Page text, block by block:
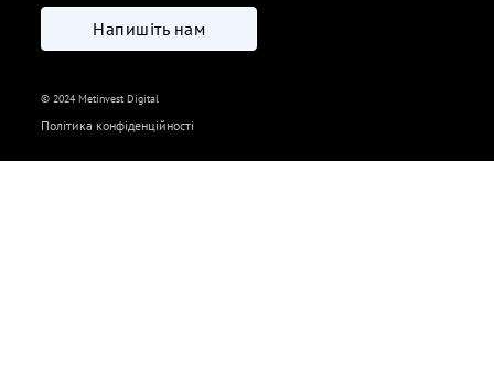
Напишіть нам
© 2024 Metinvest Digital
Політика конфіденційності